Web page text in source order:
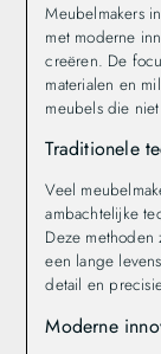
Meubelmakers
met moderne
creëren. De
materialen en
meubels die
Traditionele
Veel
ambachtelijke
Deze
een lange
detail en
Moderne